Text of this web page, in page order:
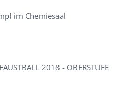
im Chemiesaal
2018 - OBERSTUFE